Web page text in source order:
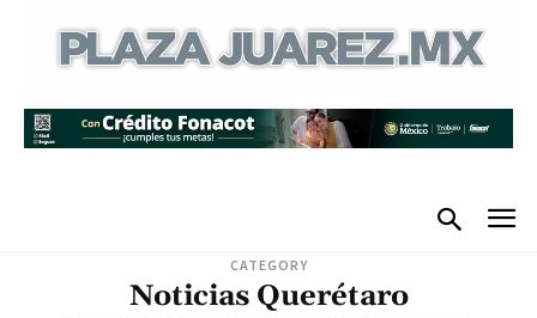
CATEGORY
Noticias Querétaro